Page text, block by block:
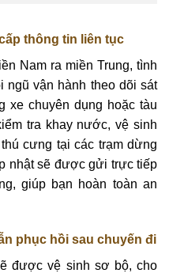
thông tin liên tục
Nam ra miền Trung, tình
ngũ vận hành theo dõi sát
chuyên dụng hoặc tàu
tra khay nước, vệ sinh
cưng tại các trạm dừng
nhật sẽ được gửi trực tiếp
giúp bạn hoàn toàn an
phục hồi sau chuyến đi
được vệ sinh sơ bộ, cho